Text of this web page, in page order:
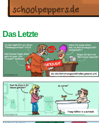
Das Letzte